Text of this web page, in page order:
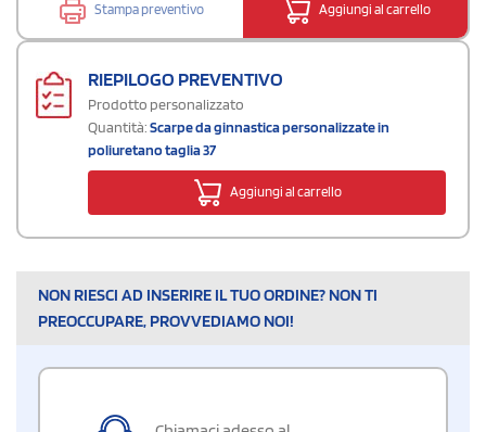
Stampa preventivo Aggiungi al carrello
RIEPILOGO PREVENTIVO
Prodotto personalizzato
Quantità:Scarpe da ginnastica personalizzate in
poliuretano taglia 37
Aggiungi al carrello
NON RIESCI AD INSERIRE IL TUO ORDINE? NON TI
PREOCCUPARE, PROVVEDIAMO NOI!